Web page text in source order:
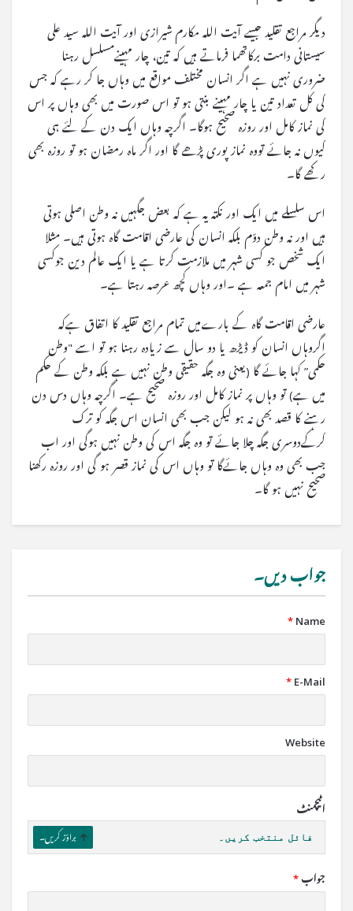
دیگر مراجع تقلید جیسے آیت اللہ مکارم شیرازی اور آیت اللہ سید علی
سیستانی دامت برکاتھما فرماتے ہیں کہ تین، چار مہینےمسلسل رہنا
ضروری نہیں ہے اگر انسان مختلف مواقع میں وہاں جا کر رہے کہ جس
کی کل تعداد تین یا چار مہینے بنتی ہو تو اس صورت میں بھی وہاں پر اس
کی نماز کامل اور روزہ صحیح ہوگا۔ اگرچہ وہاں ایک دن کے لئے ہی
کیوں نہ جائے تووہ نماز پوری پڑھے گا اور اگر ماہ رمضان ہو تو روزہ بھی
رکھے گا۔
اس سلسلے میں ایک اور نکتہ یہ ہے کہ بعض جگہیں نہ وطن اصلی ہوتی
ہیں اور نہ وطن دوّم بلکہ انسان کی عارضی اقامت گاہ ہوتی ہیں۔ مثلا
ایک شخص جو کسی شہر میں ملازمت کرتا ہے یا ایک عالم دین جوکسی
شہر میں امام جمعہ ہے ۔اور وہاں کچھ عرصہ رہتا ہے۔
عارضی اقامت گاہ کے بارےمیں تمام مراجع تقلید کا اتفاق ہےکہ
اگروہاں انسان کو ڈیڑھ یا دو سال سے زیادہ رہنا ہو تو اسے "وطن
حکمی” کہا جائے گا (یعنی وہ جگہ حقیقی وطن نہیں ہے بلکہ وطن کے حکم
میں ہے) تو وہاں پر نماز کامل اور روزہ صحیح ہے۔ اگرچہ وہاں دس دن
رہنے کا قصد بھی نہ ہو لیکن جب بھی انسان اس جگہ کو ترک
کرکےدوسری جگہ چلا جائے تو وہ جگہ اس کی وطن نہیں ہوگی اور اب
جب بھی وہ وہاں جائےگا تو وہاں اس کی نماز قصر ہو گی اور روزہ رکھنا
صحیح نہیں ہو گا۔
جواب دیں۔
Name
*
E-Mail
*
Website
اٹیچمنٹ
فائل منتخب کریں۔ براؤز کریں۔
جواب *